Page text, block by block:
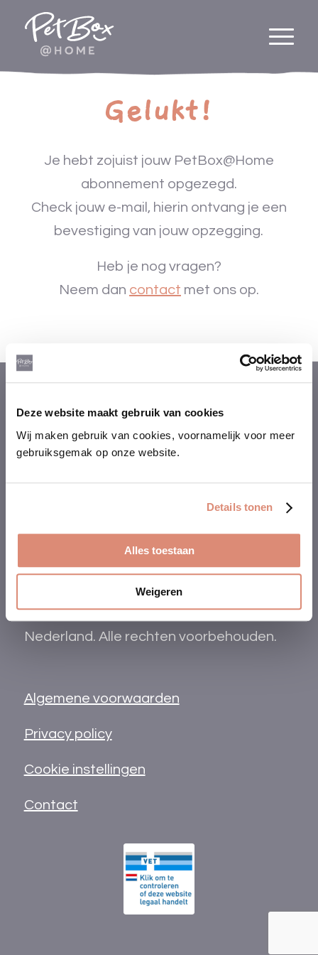
Deze website maakt gebruik van cookies
Wij maken gebruik van cookies, voornamelijk voor meer
gebruiksgemak op onze website.
Details tonen
Alles toestaan
Weigeren
Gelukt!
Je hebt zojuist jouw PetBox@Home
abonnement opgezegd.
Check jouw e-mail, hierin ontvang je een
bevestiging van jouw opzegging.
Heb je nog vragen?
Neem dan contact met ons op.
PetBox@Home
Meld je aan!
Hoe werkt het?
©2022 PetBox is een product van Emax
Nederland. Alle rechten voorbehouden.
Algemene voorwaarden
Privacy policy
Cookie instellingen
Contact